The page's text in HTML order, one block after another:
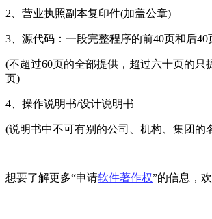
2、营业执照副本复印件(加盖公章)
3、源代码：一段完整程序的前40页和后40
(不超过60页的全部提供，超过六十页的只
页)
4、操作说明书/设计说明书
(说明书中不可有别的公司、机构、集团的
想要了解更多“申请软件著作权”的信息，